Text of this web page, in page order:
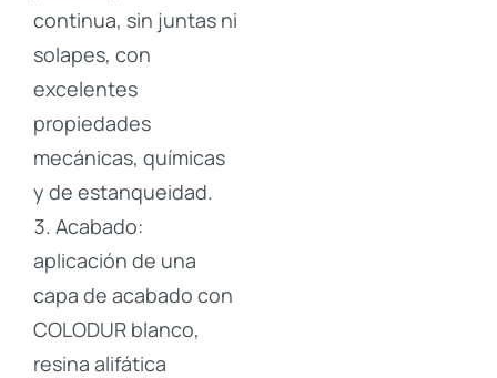
continua, sin juntas ni
solapes, con
excelentes
propiedades
mecánicas, químicas
y de estanqueidad.
Acabado:
aplicación de una
capa de acabado con
COLODUR blanco,
resina alifática